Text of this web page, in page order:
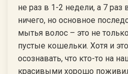
не раз в 1-2 недели, а 7
ничего, но основное
мытья волос – это не
пустые кошельки. Хотя и
осознавать, что кто-то на
красивыми хорошо